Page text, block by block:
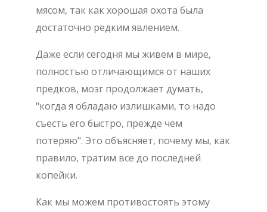
мясом, так как хорошая охота была
достаточно редким явлением.
Даже если сегодня мы живем в мире,
полностью отличающимся от наших
предков, мозг продолжает думать,
"когда я обладаю излишками, то надо
съесть его быстро, прежде чем
потеряю". Это объясняет, почему мы, как
правило, тратим все до последней
копейки.
Как мы можем противостоять этому